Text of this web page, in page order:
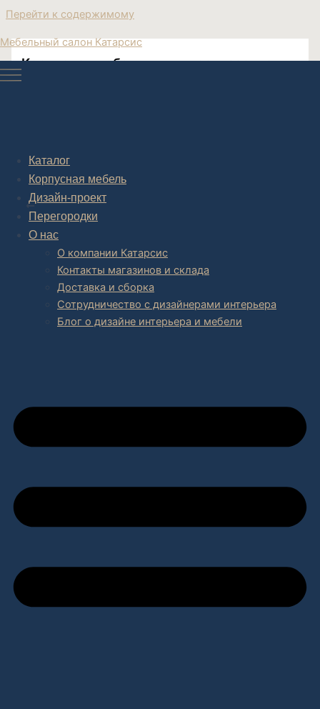
Перейти к содержимому
Мебельный салон Катарсис
Каталог
Корпусная мебель
Дизайн-проект
Перегородки
О нас
О компании Катарсис
Контакты магазинов и склада
Доставка и сборка
Сотрудничество с дизайнерами интерьера
Блог о дизайне интерьера и мебели
Корпусная мебель кухня неоклассика
Post navigation
НАЗАД